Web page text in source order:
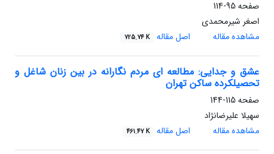
صفحه95-114
اصغر شیرمحمدی
مشاهده مقاله
اصل مقاله 725.74 K
عشق و جدایی: مطالعه ای مردم نگارانه در بین زنان شاغل و
تحصیلکرده ساکن تهران
صفحه115-144
سهیلا علیرضانژاد
مشاهده مقاله
اصل مقاله 461.47 K